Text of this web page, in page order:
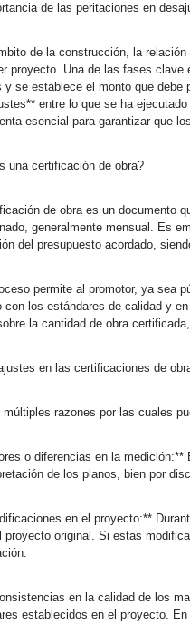
de las peritaciones en
de la construcción, la
proyecto. Una de las fases
y se establece el monto que debe
entre lo que se ha
esencial para garantizar que
una certificación de obra?
de obra es un documento
generalmente mensual. Es
del presupuesto acordado,
permite al promotor, ya sea
con los estándares de calidad y
la cantidad de obra
en las certificaciones de
múltiples razones por las cuales
o diferencias en la
de los planos, bien por
en el proyecto:**
proyecto original. Si estas
en la calidad de los
establecidos en el proyecto.